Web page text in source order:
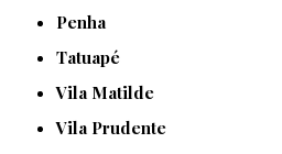
Penha
Tatuapé
Vila Matilde
Vila Prudente